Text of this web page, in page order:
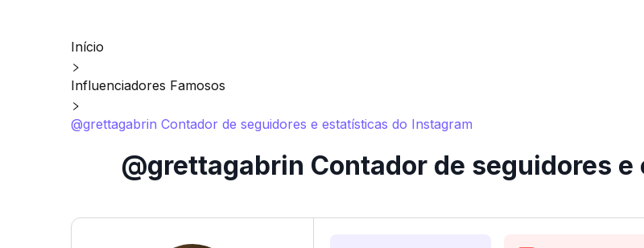
Início
Influenciadores Famosos
@grettagabrin Contador de seguidores e estatísticas do Instagram
@grettagabrin Contador de seguidores